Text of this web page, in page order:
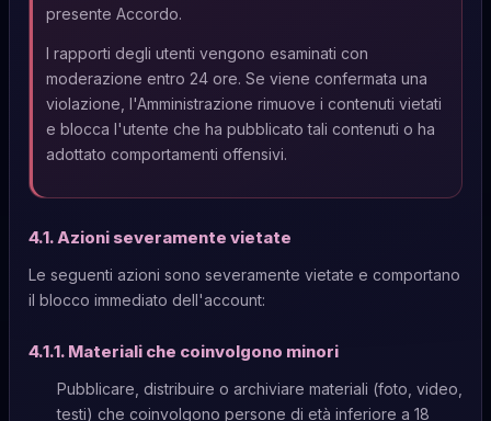
presente Accordo.
I rapporti degli utenti vengono esaminati con
moderazione entro 24 ore. Se viene confermata una
violazione, l'Amministrazione rimuove i contenuti vietati
e blocca l'utente che ha pubblicato tali contenuti o ha
adottato comportamenti offensivi.
4.1. Azioni severamente vietate
Le seguenti azioni sono severamente vietate e comportano
il blocco immediato dell'account:
4.1.1. Materiali che coinvolgono minori
Pubblicare, distribuire o archiviare materiali (foto, video,
testi) che coinvolgono persone di età inferiore a 18